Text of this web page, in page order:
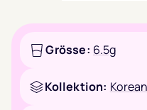
Grösse: 6.5g
Kollektion: